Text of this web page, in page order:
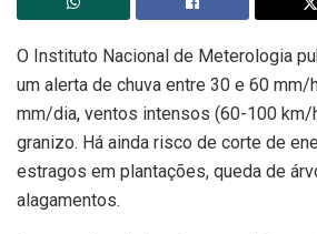
O Instituto Nacional de Meterologia
um alerta de chuva entre 30 e 60 mm/
mm/dia, ventos intensos (60-100 km/
granizo. Há ainda risco de corte de
estragos em plantações, queda de
alagamentos.